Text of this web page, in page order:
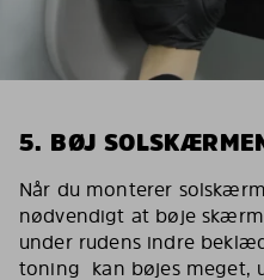
5. BØJ
Når du monterer
nødvendigt at bøje
under rudens indre
toning kan bøjes meget,